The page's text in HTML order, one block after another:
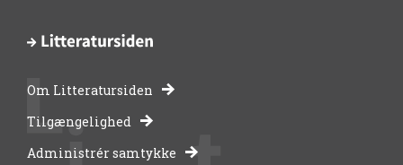
af de to, der vil huske lige netop den fornemmelse, som er det
bånd, der igen blev knyttet, og som somme tider næsten løses op i
Rummer novellerne noget givende for sin læser ? Jeg fandt det
-
Om Litteratursiden
Tilgængelighed
Administrér samtykke